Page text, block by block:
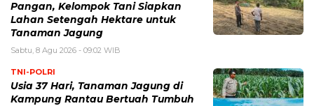
Pangan, Kelompok Tani Siapkan
Lahan Setengah Hektare untuk
Tanaman Jagung
Sabtu, 8 Agu 2026 - 09:02 WIB
TNI-POLRI
Usia 37 Hari, Tanaman Jagung di
Kampung Rantau Bertuah Tumbuh